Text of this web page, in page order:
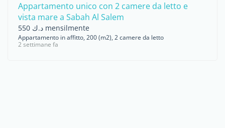
Appartamento unico con 2 camere da letto e
vista mare a Sabah Al Salem
د.ك 550 mensilmente
Appartamento in affitto, 200 (m2), 2 camere da letto
2 settimane fa